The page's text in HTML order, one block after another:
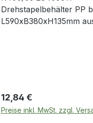
Drehstapelbehälter PP blau
L590xB380xH135mm aus
lebensmittelecht ·
temperaturbeständig von
bis +80 °C · bedingt
Regulärer Preis:
12,84 €
Preise inkl. MwSt. zzgl.